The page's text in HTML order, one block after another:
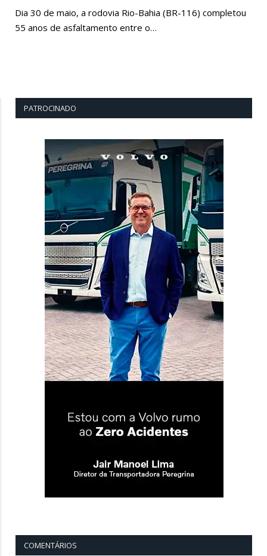
Dia 30 de maio, a rodovia Rio-Bahia (BR-116) completou
55 anos de asfaltamento entre o…
PATROCINADO
COMENTÁRIOS